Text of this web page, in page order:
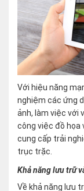
Với hiệu năng
nghiệm các ứng
ảnh, làm việc với
công việc đồ họa
cung cấp trải
trục trặc.
Khả năng lưu trữ
Về khả năng lưu